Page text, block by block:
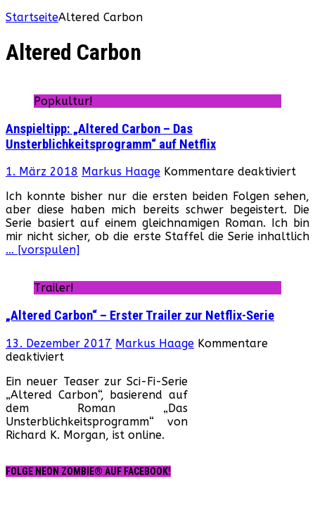
StartseiteAltered Carbon
Altered Carbon
Popkultur!
Anspieltipp: „Altered Carbon – Das
Unsterblichkeitsprogramm“ auf Netflix
1. März 2018 Markus Haage Kommentare deaktiviertfür
–
Das
Ich konnte bisher nur die ersten beiden Folgen sehen,
aber diese haben mich bereits schwer begeistert. Die
Serie basiert auf einem gleichnamigen Roman. Ich bin
mir nicht sicher, ob die erste Staffel die Serie inhaltlich
… [vorspulen]
Trailer!
„Altered Carbon“ – Erster Trailer zur Netflix-Serie
13. Dezember 2017 Markus Haage Kommentare
deaktiviert
Carbon“
–
Erster
Trailer
zur
Serie
Ein neuer Teaser zur Sci-Fi-Serie
„Altered Carbon“, basierend auf
dem Roman „Das
Unsterblichkeitsprogramm“ von
Richard K. Morgan, ist online.
FOLGE NEON ZOMBIE® AUF FACEBOOK!